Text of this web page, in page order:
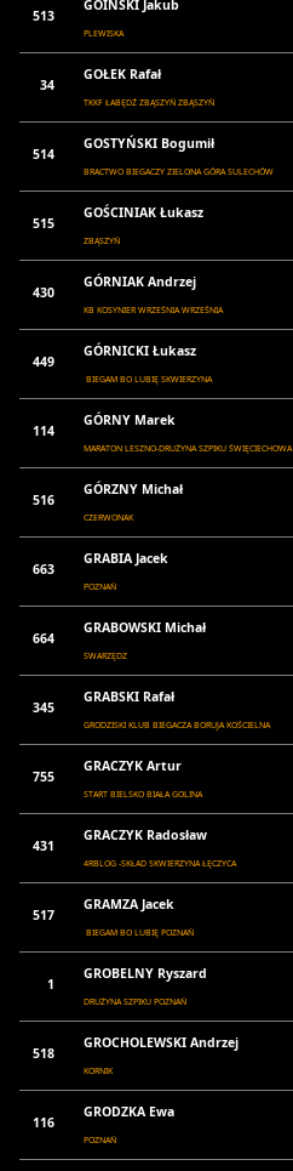
513
GOIŃSKI Jakub
PLEWISKA
34
GOŁEK Rafał
TKKF ŁABĘDŹ ZBĄSZYŃ ZBĄSZYŃ
514
GOSTYŃSKI Bogumił
BRACTWO BIEGACZY ZIELONA GÓRA SULECHÓW
515
GOŚCINIAK Łukasz
ZBĄSZYŃ
430
GÓRNIAK Andrzej
KB KOSYNIER WRZEŚNIA WRZEŚNIA
449
GÓRNICKI Łukasz
BIEGAM BO LUBIĘ SKWIERZYNA
114
GÓRNY Marek
MARATON LESZNO-DRUŻYNA SZPIKU ŚWIĘCIECHOWA
516
GÓRZNY Michał
CZERWONAK
663
GRABIA Jacek
POZNAŃ
664
GRABOWSKI Michał
SWARZĘDZ
345
GRABSKI Rafał
GRODZISKI KLUB BIEGACZA BORUJA KOŚCIELNA
755
GRACZYK Artur
START BIELSKO BIAŁA GOLINA
431
GRACZYK Radosław
4RBLOG -SKŁAD SKWIERZYNA ŁĘCZYCA
517
GRAMZA Jacek
BIEGAM BO LUBIĘ POZNAŃ
1
GROBELNY Ryszard
DRUŻYNA SZPIKU POZNAŃ
518
GROCHOLEWSKI Andrzej
KORNIK
116
GRODZKA Ewa
POZNAŃ